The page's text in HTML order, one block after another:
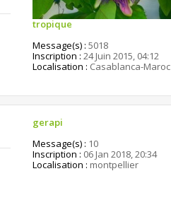
tropique
Message(s) : 5018
Inscription : 24 Juin 2015, 04:12
Localisation : Casablanca-Maroc
gerapi
Message(s) : 10
Inscription : 06 Jan 2018, 20:34
Localisation : montpellier